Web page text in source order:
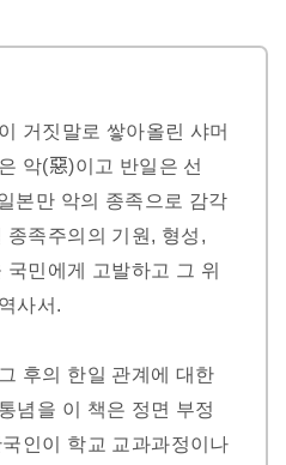
거짓말로 쌓아올린 샤머
악(惡)이고 반일은 선
본만 악의 종족으로 감각
족주의의 기원, 형성,
민에게 고발하고 그 위
사서.
후의 한일 관계에 대한
념을 이 책은 정면 부정
인이 학교 교과과정이나